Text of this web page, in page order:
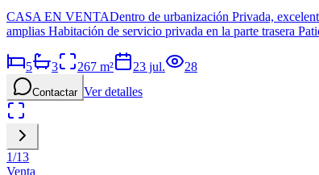
CASA EN VENTADentro de urbanización Privada,
amplias Habitación de servicio privada en la parte trasera
5 3 267 m² 23 jul. 28
Contactar Ver detalles
1/13
Venta